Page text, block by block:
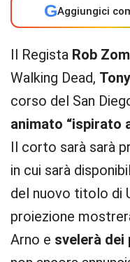
GAggiungici
Il Regista Rob
Walking Dead,
corso del San
animato “ispirato
Il corto sarà sarà
in cui sarà
del nuovo titolo di
proiezione
Arno e svelerà